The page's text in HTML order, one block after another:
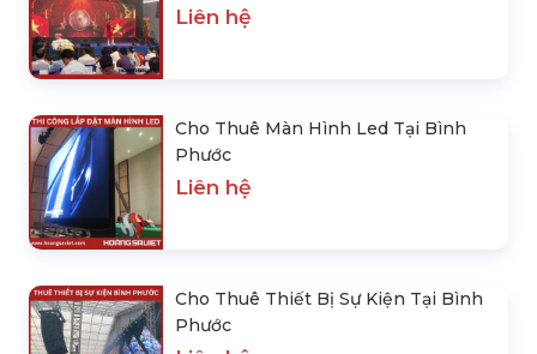
Liên hệ
Cho Thuê Màn Hình Led Tại Bình
Phước
Liên hệ
Cho Thuê Thiết Bị Sự Kiện Tại Bình
Phước